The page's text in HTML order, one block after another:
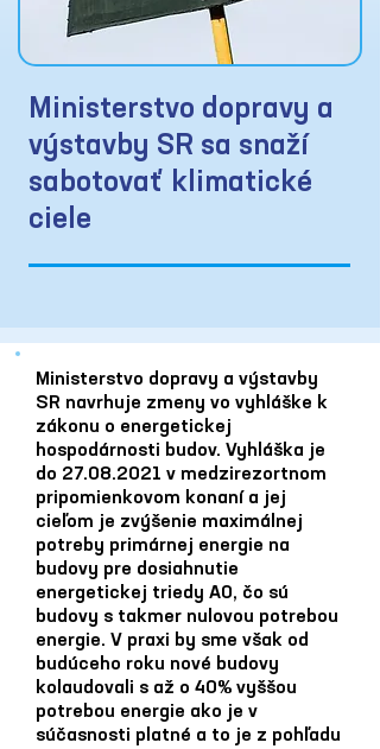
Ministerstvo dopravy a
výstavby SR sa snaží
sabotovať klimatické
ciele
Ministerstvo dopravy a výstavby
SR navrhuje zmeny vo vyhláške k
zákonu o energetickej
hospodárnosti budov. Vyhláška je
do 27.08.2021 v medzirezortnom
pripomienkovom konaní a jej
cieľom je zvýšenie maximálnej
potreby primárnej energie na
budovy pre dosiahnutie
energetickej triedy A0, čo sú
budovy s takmer nulovou potrebou
energie. V praxi by sme však od
budúceho roku nové budovy
kolaudovali s až o 40% vyššou
potrebou energie ako je v
súčasnosti platné a to je z pohľadu